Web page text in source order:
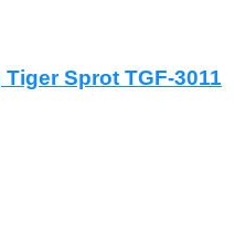
Sprot TGF-3011